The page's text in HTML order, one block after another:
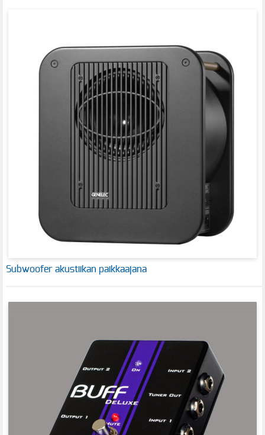
Subwoofer akustiikan paikkaajana